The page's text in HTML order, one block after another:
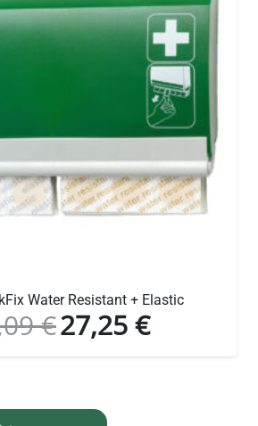
Water Resistant + Elastic
€ Ursprünglicher
27,25€Aktueller